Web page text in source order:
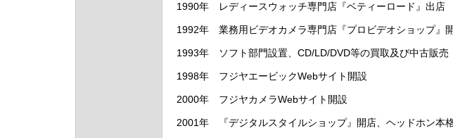
1990年 レディースウォッチ専門店『ベティーロード』出店
1992年 業務用ビデオカメラ専門店『プロビデオショップ』
1993年 ソフト部門設置、CD/LD/DVD等の買取及び中古販売
1998年 フジヤエービックWebサイト開設
2000年 フジヤカメラWebサイト開設
2001年 『デジタルスタイルショップ』開店、ヘッドホン本